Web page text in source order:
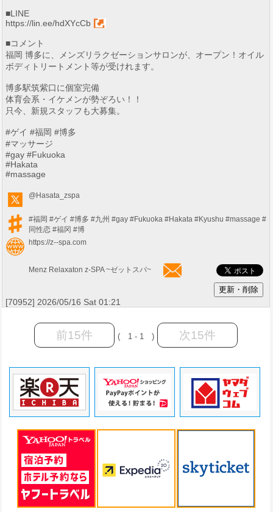
■LINE
https://lin.ee/hdXYcCb
■コメント
福岡 博多に、メンズリラクゼーションサロンが、オープン！オイル
ボディトリートメント等が受けれます。
博多駅筑紫口に個室完備
体育会系・イケメンが勢ぞろい！！
只今、新規スタッフも大募集。
#ゲイ #福岡 #博多
#マッサージ
#gay #Fukuoka
#Hakata
#massage
@Hasata_zspa
#福岡 #ゲイ #博多 #九州 #gay #Fukuoka #Hakata #Kyushu #massage #
同性恋 #福冈 #博
https://z--spa.com
Menz Relaxaton z-SPA ~ゼットスパ~
[70952] 2026/05/16 Sat 01:21
前15件 ( 1 - 1 ) 次15件